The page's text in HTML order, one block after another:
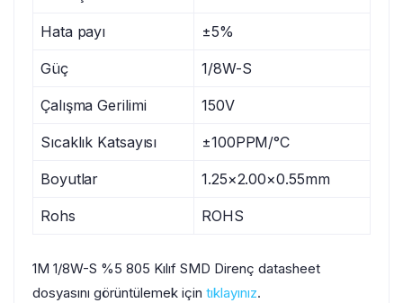
Hata payı ±5%
Güç 1/8W-S
Çalışma Gerilimi 150V
Sıcaklık Katsayısı ±100PPM/°C
Boyutlar 1.25×2.00×0.55mm
Rohs ROHS
1M 1/8W-S %5 805 Kılıf SMD Direnç datasheet
dosyasını görüntülemek için tıklayınız.